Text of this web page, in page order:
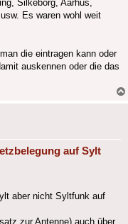
Silkeborg, Aarhus,
Es waren wohl weit
die eintragen kann oder
auskennen oder die das
auf Sylt
aber nicht Syltfunk auf
zur Antenne) auch über